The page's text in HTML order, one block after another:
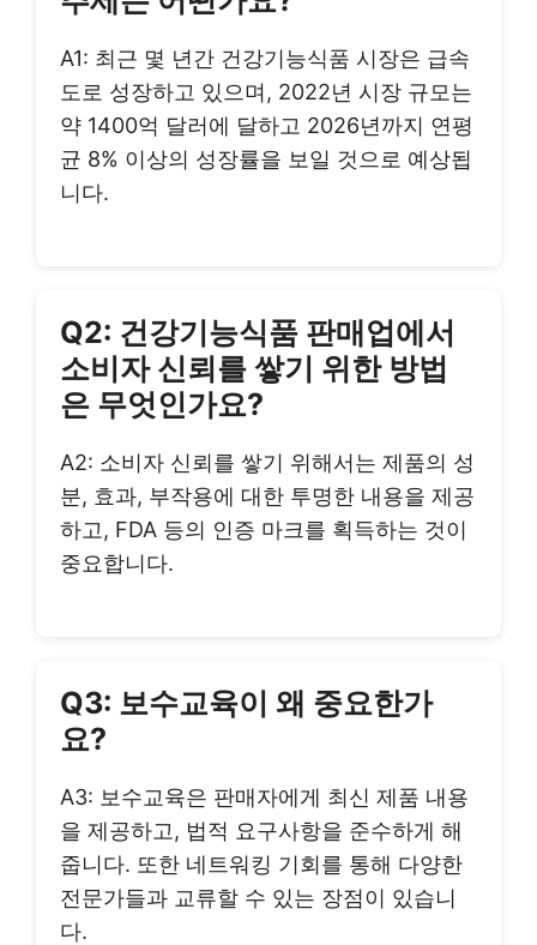
A1: 최근 몇 년간 건강기능식품 시장은 급속
도로 성장하고 있으며, 2022년 시장 규모는
약 1400억 달러에 달하고 2026년까지 연평
균 8% 이상의 성장률을 보일 것으로 예상됩
니다.
Q2: 건강기능식품 판매업에서
소비자 신뢰를 쌓기 위한 방법
은 무엇인가요?
A2: 소비자 신뢰를 쌓기 위해서는 제품의 성
분, 효과, 부작용에 대한 투명한 내용을 제공
하고, FDA 등의 인증 마크를 획득하는 것이
중요합니다.
Q3: 보수교육이 왜 중요한가
요?
A3: 보수교육은 판매자에게 최신 제품 내용
을 제공하고, 법적 요구사항을 준수하게 해
줍니다. 또한 네트워킹 기회를 통해 다양한
전문가들과 교류할 수 있는 장점이 있습니
다.